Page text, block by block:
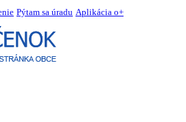
Pýtam sa úradu Aplikácia o+